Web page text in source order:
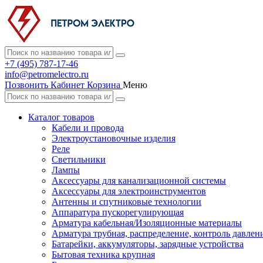
+7 (495) 787-17-46
info@petromelectro.ru
Позвонить Кабинет Корзина Меню
Каталог товаров
Кабели и провода
Электроустановочные изделия
Реле
Светильники
Лампы
Аксессуары для канализационной системы
Аксессуары для электроинструментов
Антенны и спутниковые технологии
Аппаратура пускорегулирующая
Арматура кабельная/Изоляционные материалы
Арматура трубная, распределение, контроль
Батарейки, аккумуляторы, зарядные устройства
Бытовая техника крупная